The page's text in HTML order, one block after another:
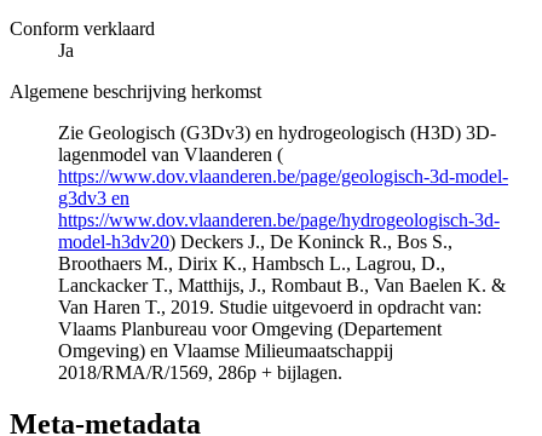
Conform verklaard
Ja
Algemene beschrijving herkomst
Zie Geologisch (G3Dv3) en hydrogeologisch (H3D) 3D-
lagenmodel van Vlaanderen (
https://www.dov.vlaanderen.be/page/geologisch-3d-model-
g3dv3 en
https://www.dov.vlaanderen.be/page/hydrogeologisch-3d-
model-h3dv20) Deckers J., De Koninck R., Bos S.,
Broothaers M., Dirix K., Hambsch L., Lagrou, D.,
Lanckacker T., Matthijs, J., Rombaut B., Van Baelen K. &
Van Haren T., 2019. Studie uitgevoerd in opdracht van:
Vlaams Planbureau voor Omgeving (Departement
Omgeving) en Vlaamse Milieumaatschappij
2018/RMA/R/1569, 286p + bijlagen.
Meta-metadata